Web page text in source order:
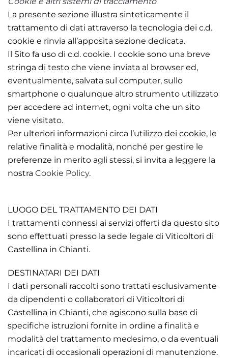
La presente sezione illustra sinteticamente il
trattamento di dati attraverso la tecnologia dei c.d.
cookie e rinvia all’apposita sezione dedicata.
Il Sito fa uso di c.d. cookie. I cookie sono una breve
stringa di testo che viene inviata al browser ed,
eventualmente, salvata sul computer, sullo
smartphone o qualunque altro strumento utilizzato
per accedere ad internet, ogni volta che un sito
viene visitato.
Per ulteriori informazioni circa l’utilizzo dei cookie, le
relative finalità e modalità, nonché per gestire le
preferenze in merito agli stessi, si invita a leggere la
nostra Cookie Policy.
LUOGO DEL TRATTAMENTO DEI DATI
I trattamenti connessi ai servizi offerti da questo sito
sono effettuati presso la sede legale di Viticoltori di
Castellina in Chianti.
DESTINATARI DEI DATI
I dati personali raccolti sono trattati esclusivamente
da dipendenti o collaboratori di Viticoltori di
Castellina in Chianti, che agiscono sulla base di
specifiche istruzioni fornite in ordine a finalità e
modalità del trattamento medesimo, o da eventuali
incaricati di occasionali operazioni di manutenzione.